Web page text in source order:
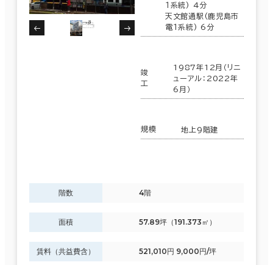
１系統) 4分
天文館通駅(鹿児島市
電１系統) 6分
竣
工
1987年12月（リニ
ューアル：2022年
6月）
規模 地上9階建
階数 4階
面積 57.89坪（191.373㎡）
賃料（共益費含） 521,010円 9,000円/坪